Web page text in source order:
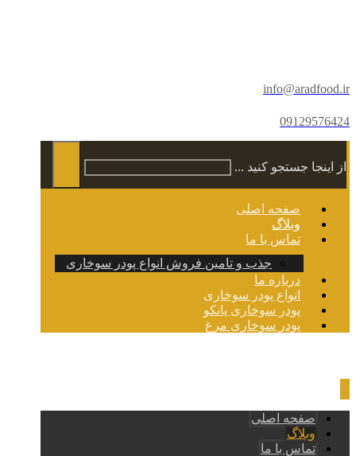
info@aradfood.ir
09129576424
از اینجا جستجو کنید ...
صفحه اصلی
وبلاگ
تماس با ما
جذب و تامین فروش انواع پودر سوخاری
درباره ما
انواع پودر سوخاری
پودر سوخاری پانکو
پودر سوخاری مرغ
صفحه اصلی
وبلاگ
تماس با ما